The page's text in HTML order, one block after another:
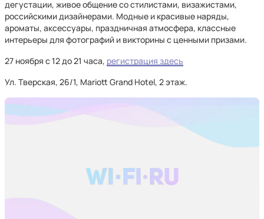
дегустации, живое общение со стилистами, визажистами,
российскими дизайнерами. Модные и красивые наряды,
ароматы, аксессуары, праздничная атмосфера, классные
интерьеры для фотографий и викторины с ценными призами.
27 ноября с 12 до 21 часа, регистрация здесь
Ул. Тверская, 26/1, Mariott Grand Hotel, 2 этаж.